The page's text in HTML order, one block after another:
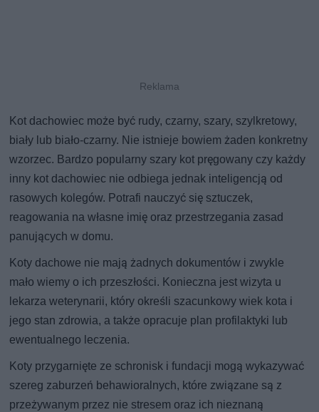
Kot dachowiec może być rudy, czarny, szary, szylkretowy,
biały lub biało-czarny. Nie istnieje bowiem żaden konkretny
wzorzec. Bardzo popularny szary kot pręgowany czy każdy
inny kot dachowiec nie odbiega jednak inteligencją od
rasowych kolegów. Potrafi nauczyć się sztuczek,
reagowania na własne imię oraz przestrzegania zasad
panujących w domu.
Koty dachowe nie mają żadnych dokumentów i zwykle
mało wiemy o ich przeszłości. Konieczna jest wizyta u
lekarza weterynarii, który określi szacunkowy wiek kota i
jego stan zdrowia, a także opracuje plan profilaktyki lub
ewentualnego leczenia.
Koty przygarnięte ze schronisk i fundacji mogą wykazywać
szereg zaburzeń behawioralnych, które związane są z
przeżywanym przez nie stresem oraz ich nieznaną